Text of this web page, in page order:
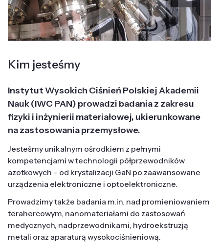
Kim jesteśmy
Instytut Wysokich Ciśnień Polskiej Akademii
Nauk (IWC PAN) prowadzi badania z zakresu
fizyki i inżynierii materiałowej, ukierunkowane
na zastosowania przemysłowe.
Jesteśmy unikalnym ośrodkiem z pełnymi
kompetencjami w technologii półprzewodników
azotkowych – od krystalizacji GaN po zaawansowane
urządzenia elektroniczne i optoelektroniczne.
Prowadzimy także badania m.in. nad promieniowaniem
terahercowym, nanomateriałami do zastosowań
medycznych, nadprzewodnikami, hydroekstruzją
metali oraz aparaturą wysokociśnieniową.